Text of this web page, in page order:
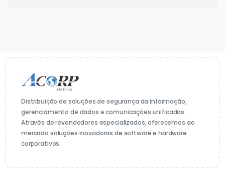
Distribuição de soluções de segurança da informação,
gerenciamento de dados e comunicações unificadas.
Através de revendedores especializados, oferecemos ao
mercado soluções inovadoras de software e hardware
corporativos.